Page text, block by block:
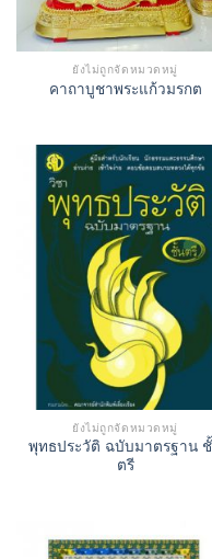
ยังไม่ถูกจัดหมวดหมู่
คาถาบูชาพระแก้วมรกต
ยังไม่ถูกจัดหมวดหมู่
พุทธประวัติ ฉบับมาตรฐาน
ตรี